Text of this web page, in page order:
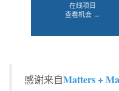
在线项目
查看机会 →
感谢来自Matters +